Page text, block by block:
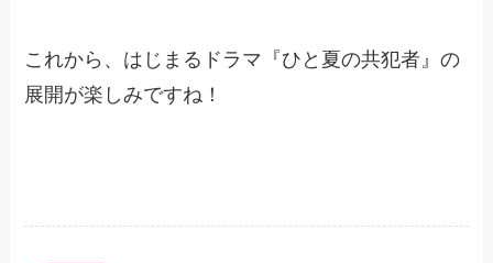
これから、はじまるドラマ『ひと夏の共犯者』の
展開が楽しみですね！